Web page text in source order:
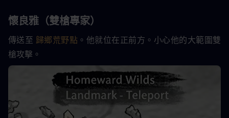
懷良雅（雙槍專家）
傳送至 歸鄉荒野點 。他就位在正前方。小心他的大範圍雙
槍攻擊。